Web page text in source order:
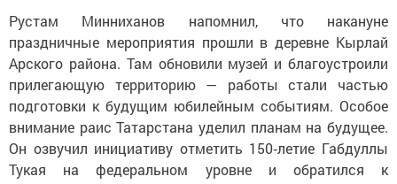
Рустам Минниханов напомнил, что накануне
праздничные мероприятия прошли в деревне Кырлай
Арского района. Там обновили музей и благоустроили
прилегающую территорию — работы стали частью
подготовки к будущим юбилейным событиям. Особое
внимание раис Татарстана уделил планам на будущее.
Он озвучил инициативу отметить 150‑летие Габдуллы
Тукая на федеральном уровне и обратился к